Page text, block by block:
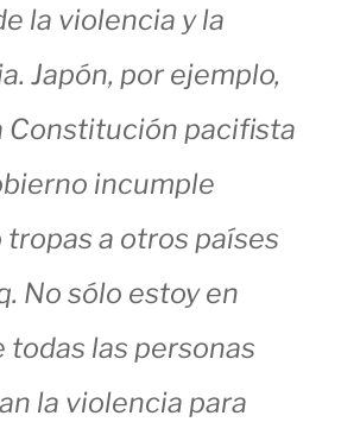
la violencia y la
Japón, por ejemplo,
Constitución pacifista
incumple
a otros países
No sólo estoy en
todas las personas
la violencia para